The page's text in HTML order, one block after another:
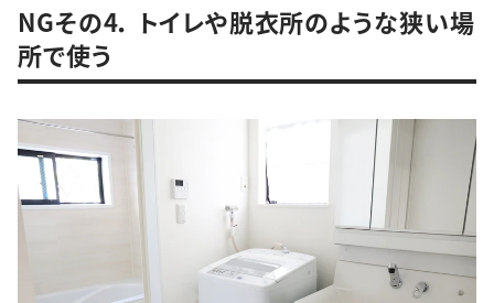
NGその4． トイレや脱衣所のような狭い場
所で使う